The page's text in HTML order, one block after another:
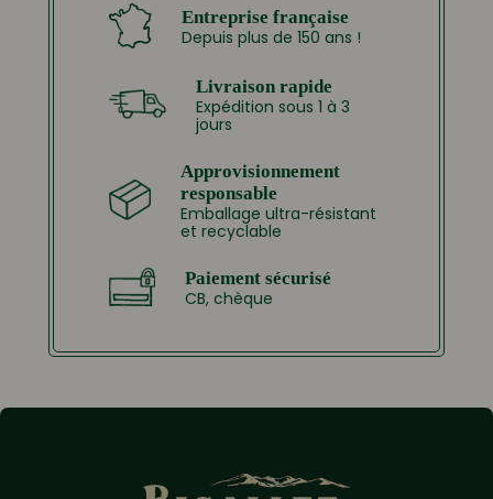
Entreprise française
Depuis plus de 150 ans !
Livraison rapide
Expédition sous 1 à 3
jours
Approvisionnement
responsable
Emballage ultra-résistant
et recyclable
Paiement sécurisé
CB, chèque